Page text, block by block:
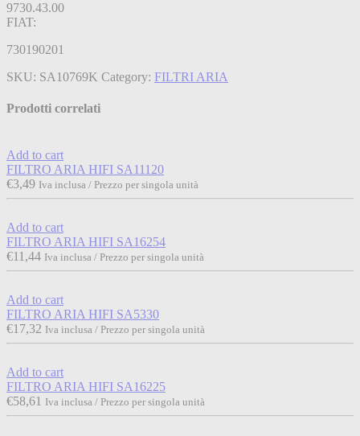
9730.43.00
FIAT:
730190201
SKU: SA10769K Category: FILTRI ARIA
Prodotti correlati
Add to cart
FILTRO ARIA HIFI SA11120
€3,49 Iva inclusa / Prezzo per singola unità
Add to cart
FILTRO ARIA HIFI SA16254
€11,44 Iva inclusa / Prezzo per singola unità
Add to cart
FILTRO ARIA HIFI SA5330
€17,32 Iva inclusa / Prezzo per singola unità
Add to cart
FILTRO ARIA HIFI SA16225
€58,61 Iva inclusa / Prezzo per singola unità